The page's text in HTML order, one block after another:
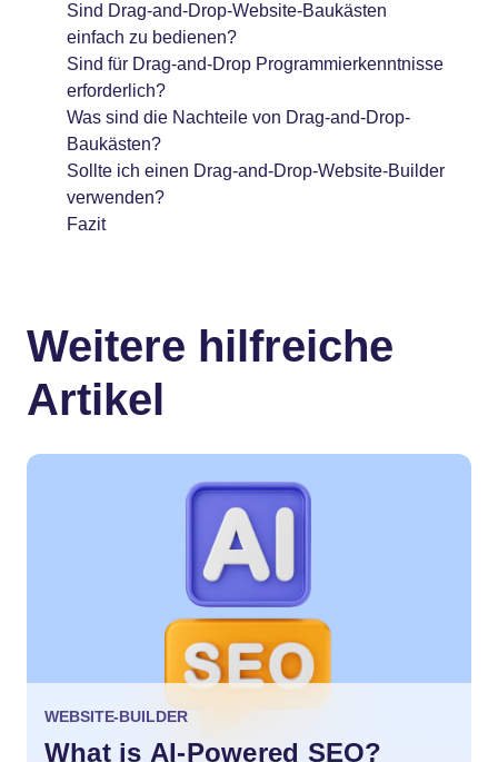
Sind Drag-and-Drop-Website-Baukästen
einfach zu bedienen?
Sind für Drag-and-Drop Programmierkenntnisse
erforderlich?
Was sind die Nachteile von Drag-and-Drop-
Baukästen?
Sollte ich einen Drag-and-Drop-Website-Builder
verwenden?
Fazit
Weitere hilfreiche
Artikel
WEBSITE-BUILDER
What is AI-Powered SEO?